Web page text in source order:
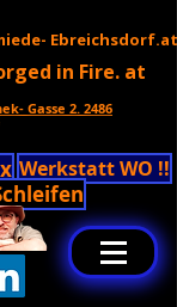
Ebreichsdorf.at
in Fire. at
Gasse 2. 2486
Werkstatt WO !!